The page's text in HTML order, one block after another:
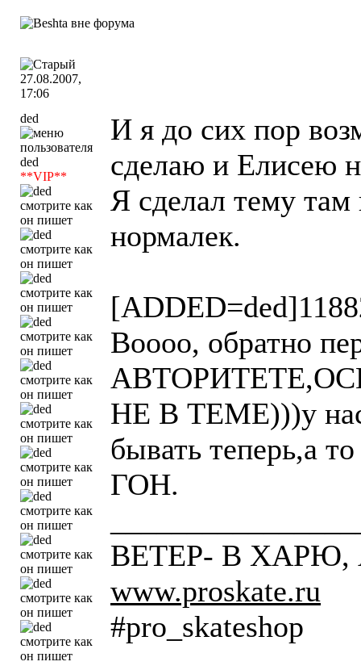
27.08.2007,
17:06
ded
**VIP**
И я до сих пор
сделаю и Елисею
Я сделал тему
нормалек.
Воооо, обратно
НЕ В ТЕМЕ)))у нас
бывать теперь,а
ГОН.
ВЕТЕР- В ХАРЮ,
www.proskate.ru
#pro_skateshop